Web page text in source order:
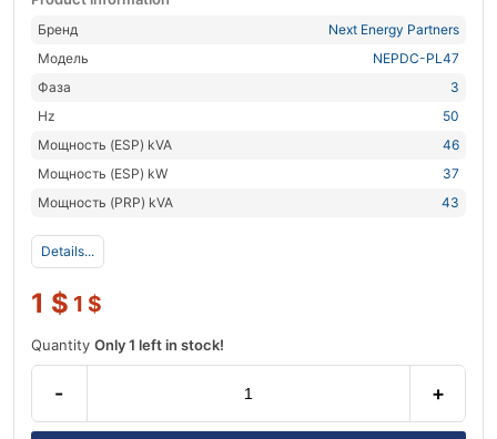
Бренд
Next Energy Partners
Модель
NEPDC-PL47
Фаза
3
Hz
50
Мощность (ESP) kVA
46
Мощность (ESP) kW
37
Мощность (PRP) kVA
43
Details...
1 $ 1 $
Quantity Only 1 left in stock!
- +